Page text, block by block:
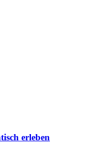
erleben